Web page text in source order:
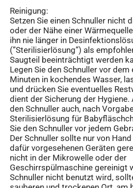
Reinigung:
Setzen Sie einen Schnuller nicht
oder der Nähe einer
ihn nie länger in
(”Sterilisierlösung”) als
Saugteil beeinträchtigt werden
Legen Sie den Schnuller vor
Minuten in kochendes Wasser,
und drücken Sie eventuelles
dient der Sicherung der Hygiene.
den Schnuller auch, nach
Sterilisierlösung für
Sie den Schnuller vor jedem
Der Schnuller sollte nur von Hand
dafür vorgesehenen Geräten
nicht in der Mikrowelle oder der
Geschirrspülmaschine gereinigt
Schnuller nicht benutzt wird,